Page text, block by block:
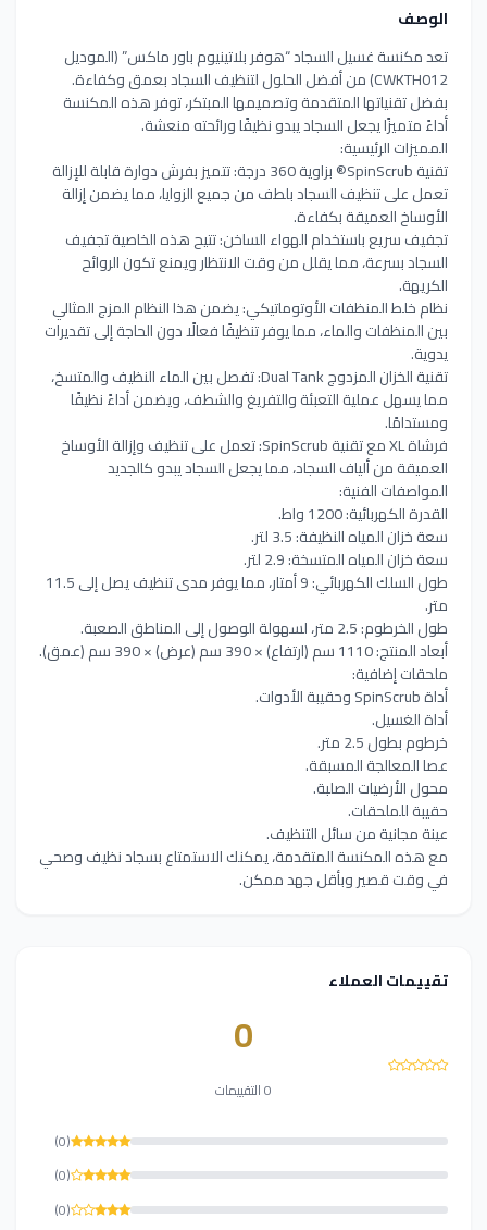
الوصف
تعد مكنسة غسيل السجاد “هوفر بلاتينيوم باور ماكس” (الموديل
CWKTH012) من أفضل الحلول لتنظيف السجاد بعمق وكفاءة.
بفضل تقنياتها المتقدمة وتصميمها المبتكر، توفر هذه المكنسة
أداءً متميزًا يجعل السجاد يبدو نظيفًا ورائحته منعشة.
المميزات الرئيسية:
تقنية SpinScrub® بزاوية 360 درجة: تتميز بفرش دوارة قابلة للإزالة
تعمل على تنظيف السجاد بلطف من جميع الزوايا، مما يضمن إزالة
الأوساخ العميقة بكفاءة.
تجفيف سريع باستخدام الهواء الساخن: تتيح هذه الخاصية تجفيف
السجاد بسرعة، مما يقلل من وقت الانتظار ويمنع تكون الروائح
الكريهة.
نظام خلط المنظفات الأوتوماتيكي: يضمن هذا النظام المزج المثالي
بين المنظفات والماء، مما يوفر تنظيفًا فعالًا دون الحاجة إلى تقديرات
يدوية.
تقنية الخزان المزدوج Dual Tank: تفصل بين الماء النظيف والمتسخ،
مما يسهل عملية التعبئة والتفريغ والشطف، ويضمن أداءً نظيفًا
ومستدامًا.
فرشاة XL مع تقنية SpinScrub: تعمل على تنظيف وإزالة الأوساخ
العميقة من ألياف السجاد، مما يجعل السجاد يبدو كالجديد
المواصفات الفنية:
القدرة الكهربائية: 1200 واط.
سعة خزان المياه النظيفة: 3.5 لتر.
سعة خزان المياه المتسخة: 2.9 لتر.
طول السلك الكهربائي: 9 أمتار، مما يوفر مدى تنظيف يصل إلى 11.5
متر.
طول الخرطوم: 2.5 متر، لسهولة الوصول إلى المناطق الصعبة.
أبعاد المنتج: 1110 سم (ارتفاع) × 390 سم (عرض) × 390 سم (عمق).
ملحقات إضافية:
أداة SpinScrub وحقيبة الأدوات.
أداة الغسيل.
خرطوم بطول 2.5 متر.
عصا المعالجة المسبقة.
محول الأرضيات الصلبة.
حقيبة للملحقات.
عينة مجانية من سائل التنظيف.
مع هذه المكنسة المتقدمة، يمكنك الاستمتاع بسجاد نظيف وصحي
في وقت قصير وبأقل جهد ممكن.
تقييمات العملاء
0
0 التقييمات
(0)
(0)
(0)